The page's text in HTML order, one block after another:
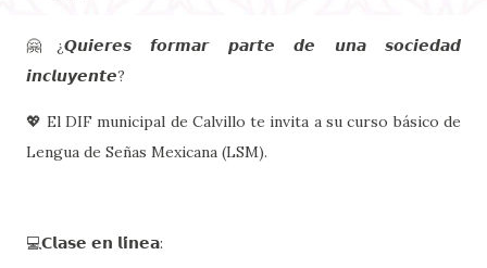
🤗¿𝙌𝙪𝙞𝙚𝙧𝙚𝙨 𝙛𝙤𝙧𝙢𝙖𝙧 𝙥𝙖𝙧𝙩𝙚 𝙙𝙚 𝙪𝙣𝙖 𝙨𝙤𝙘𝙞𝙚𝙙𝙖𝙙
𝙞𝙣𝙘𝙡𝙪𝙮𝙚𝙣𝙩𝙚?
💖 El DIF municipal de Calvillo te invita a su curso básico de
Lengua de Señas Mexicana (LSM).
💻𝗖𝗹𝗮𝘀𝗲 𝗲𝗻 𝗹𝗶́𝗻𝗲𝗮: